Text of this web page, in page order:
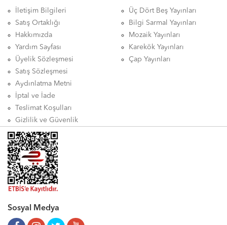
İletişim Bilgileri
Satış Ortaklığı
Hakkımızda
Yardım Sayfası
Üyelik Sözleşmesi
Satış Sözleşmesi
Aydınlatma Metni
İptal ve İade
Teslimat Koşulları
Gizlilik ve Güvenlik
Üç Dört Beş Yayınları
Bilgi Sarmal Yayınları
Mozaik Yayınları
Karekök Yayınları
Çap Yayınları
Sosyal Medya